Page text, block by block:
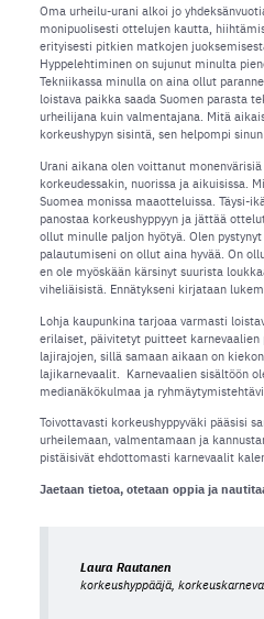
Oma urheilu-urani alkoi jo
monipuolisesti ottelujen kautta,
erityisesti pitkien matkojen
Hyppelehtiminen on sujunut minulta
Tekniikassa minulla on aina ollut
loistava paikka saada Suomen parasta
urheilijana kuin valmentajana. Mitä
korkeushypyn sisintä, sen helpompi
Urani aikana olen voittanut
korkeudessakin, nuorissa ja aikuisissa.
Suomea monissa maaotteluissa. Täysi-
panostaa korkeushyppyyn ja jättää
ollut minulle paljon hyötyä. Olen
palautumiseni on ollut aina hyvää. On
en ole myöskään kärsinyt suurista
viheliäisistä. Ennätykseni kirjataan
Lohja kaupunkina tarjoaa varmasti
erilaiset, päivitetyt puitteet karnevaalien
lajirajojen, sillä samaan aikaan on
lajikarnevaalit. Karnevaalien sisältöön
medianäkökulmaa ja
Toivottavasti korkeushyppyväki pääsisi
urheilemaan, valmentamaan ja
pistäisivät ehdottomasti karnevaalit
Jaetaan tietoa, otetaan oppia ja
Laura Rautanen
korkeushyppääjä,